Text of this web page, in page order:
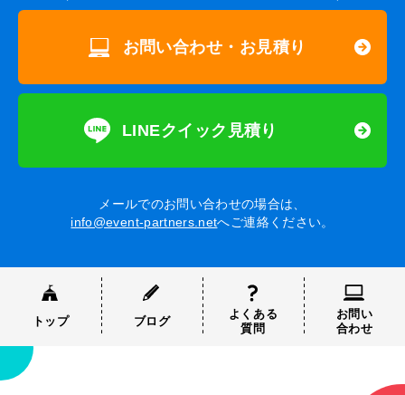
お問い合わせ・お見積り
LINEクイック見積り
メールでのお問い合わせの場合は、
info@event-partners.netへご連絡ください。
トップ ブログ
よくある
質問
お問い
合わせ